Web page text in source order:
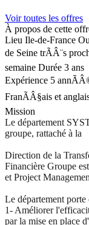
Voir toutes les offres
À propos de cette
Lieu Ile-de-France
de Seine trÃÂ¨s
semaine Durée 3 ans
Expérience 5
FranÃÂ§ais et
Mission
Le département
groupe, rattaché à la
Direction de la
Financière Groupe
et Project
Le département porte
1- Améliorer
par la mise en place